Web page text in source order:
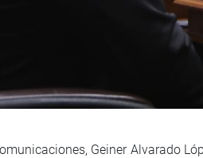
Geiner Alvarado